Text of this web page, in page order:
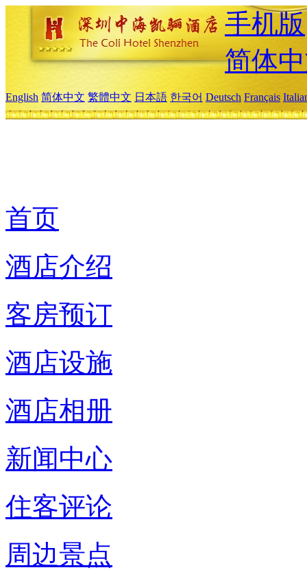
手机版
简体
English 简体中文 繁體中文 日本語 한국어 Deutsch Français
首页
酒店介绍
客房预订
酒店设施
酒店相册
新闻中心
住客评论
周边景点